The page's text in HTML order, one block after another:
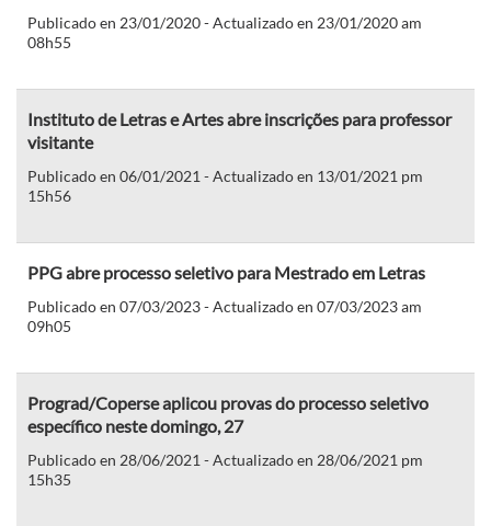
Publicado en 23/01/2020 - Actualizado en 23/01/2020 am
08h55
Instituto de Letras e Artes abre inscrições para professor
visitante
Publicado en 06/01/2021 - Actualizado en 13/01/2021 pm
15h56
PPG abre processo seletivo para Mestrado em Letras
Publicado en 07/03/2023 - Actualizado en 07/03/2023 am
09h05
Prograd/Coperse aplicou provas do processo seletivo
específico neste domingo, 27
Publicado en 28/06/2021 - Actualizado en 28/06/2021 pm
15h35